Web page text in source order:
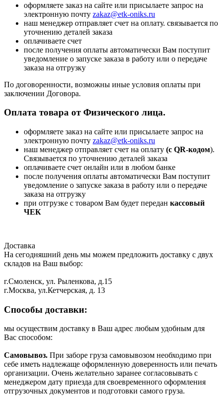
оформляете заказ на сайте или присылаете запрос на
электронную почту zakaz@etk-oniks.ru
наш менеджер отправляет счет на оплату. связывается по
уточнению деталей заказа
оплачиваете счет
после получения оплаты автоматически Вам поступит
уведомление о запуске заказа в работу или о передаче
заказа на отгрузку
По договоренности, возможны иные условия оплаты при
заключении Договора.
Оплата товара от Физического лица.
оформляете заказ на сайте или присылаете запрос на
электронную почту zakaz@etk-oniks.ru
наш менеджер отправляет счет на оплату (с QR-кодом).
Связывается по уточнению деталей заказа
оплачиваете счет онлайн или в любом банке
после получения оплаты автоматически Вам поступит
уведомление о запуске заказа в работу или о передаче
заказа на отгрузку
при отгрузке с товаром Вам будет передан кассовый
ЧЕК
Доставка
На сегодняшний день мы можем предложить доставку с двух
складов на Ваш выбор:
г.Смоленск, ул. Рыленкова, д.15
г.Москва, ул.Кетчерская, д. 13
Способы доставки:
мы осуществим доставку в Ваш адрес любым удобным для
Вас способом:
Самовывоз. При заборе груза самовывозом необходимо при
себе иметь надлежаще оформленную доверенность или печать
организации. Очень желательно заранее согласовывать с
менеджером дату приезда для своевременного оформления
отгрузочных документов и подготовки самого груза.